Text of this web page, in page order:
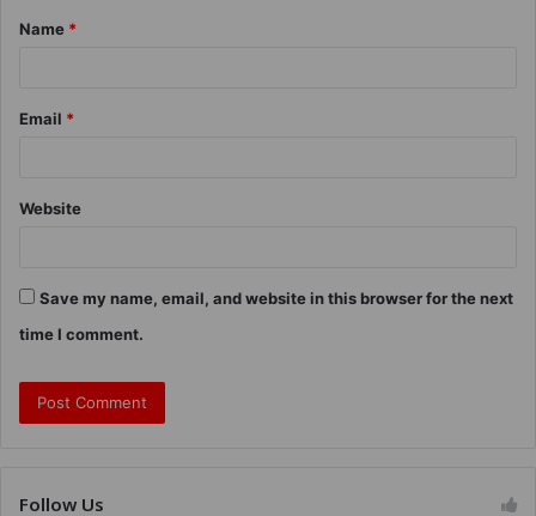
Name *
Email *
Website
Save my name, email, and website in this browser for the next
time I comment.
Follow Us